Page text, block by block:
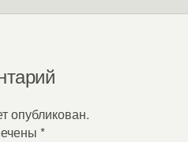
опубликован.
*